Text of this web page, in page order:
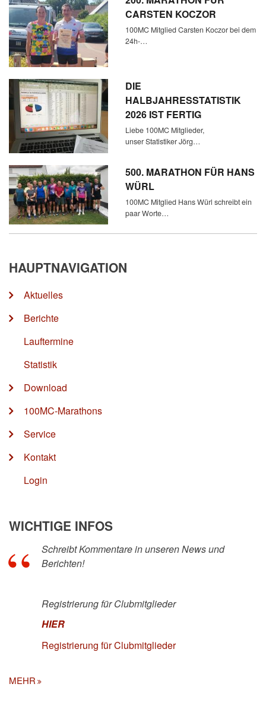
CARSTEN KOCZOR
100MC Mitglied Carsten Koczor bei dem
24h-…
DIE
HALBJAHRESSTATISTIK
2026 IST FERTIG
Liebe 100MC Mitglieder,
unser Statistiker Jörg…
500. MARATHON FÜR HANS
WÜRL
100MC Mitglied Hans Würl schreibt ein
paar Worte…
HAUPTNAVIGATION
Aktuelles
Berichte
Lauftermine
Statistik
Download
100MC-Marathons
Service
Kontakt
Login
WICHTIGE INFOS
Schreibt Kommentare in unseren News und
Berichten!
Registrierung für Clubmitglieder
HIER
Registrierung für Clubmitglieder
MEHR